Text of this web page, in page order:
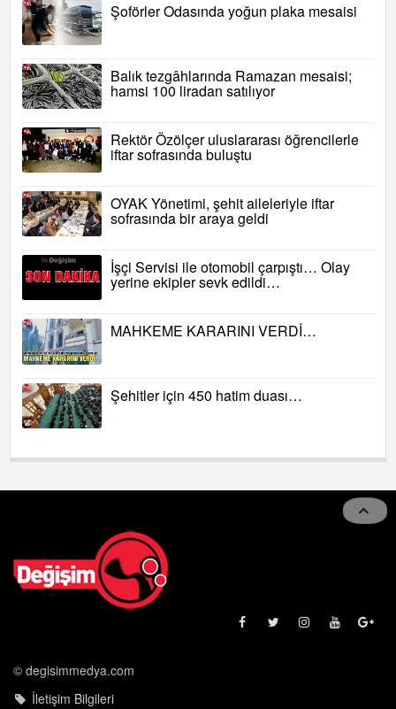
Şoförler Odasında yoğun plaka mesaisi
Balık tezgâhlarında Ramazan mesaisi;
hamsi 100 liradan satılıyor
Rektör Özölçer uluslararası öğrencilerle
iftar sofrasında buluştu
OYAK Yönetimi, şehit aileleriyle iftar
sofrasında bir araya geldi
İşçi Servisi ile otomobil çarpıştı… Olay
yerine ekipler sevk edildi…
MAHKEME KARARINI VERDİ…
Şehitler için 450 hatim duası…
© degisimmedya.com
İletişim Bilgileri